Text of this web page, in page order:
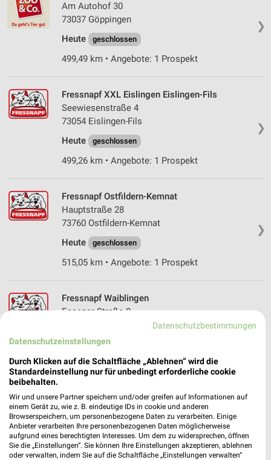
❯
Am Autohof 30
73037 Göppingen
Heute
geschlossen
499,49 km • Angebote: 1 Prospekt
❯
Fressnapf XXL Eislingen Eislingen-Fils
Seewiesenstraße 4
73054 Eislingen-Fils
Heute
geschlossen
499,26 km • Angebote: 1 Prospekt
❯
Fressnapf Ostfildern-Kemnat
Hauptstraße 28
73760 Ostfildern-Kemnat
Heute
geschlossen
515,05 km • Angebote: 1 Prospekt
Fressnapf Waiblingen
Essener Straße 8
Heute geschlossen
503,16 km • Angebote: 1 Prospekt
DAS FUTTERHAUS Filderstadt-Bernhausen
Plieninger Straße 63
70794 Filderstadt-Bernhausen
Heute geschlossen
Datenschutzbestimmungen
Datenschutzeinstellungen
Durch Klicken auf die Schaltfläche „Ablehnen“ wird die
Standardeinstellung nur für unbedingt erforderliche cookie
beibehalten.
Wir und unsere Partner speichern und/oder greifen auf Informationen auf
einem Gerät zu, wie z. B. eindeutige IDs in cookie und anderen
Browserspeichern, um personenbezogene Daten zu verarbeiten. Einige
Anbieter verarbeiten Ihre personenbezogenen Daten möglicherweise
aufgrund eines berechtigten Interesses. Um dem zu widersprechen, öffnen
Sie die „Einstellungen“. Sie können Ihre Einstellungen akzeptieren, ablehnen
oder verwalten, indem Sie auf die Schaltfläche „Einstellungen verwalten“